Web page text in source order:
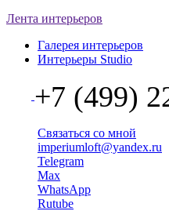
Лента интерьеров
Галерея интерьеров
Интерьеры Studio
+7 (499)
Связаться со мной
imperiumloft@yandex.ru
Telegram
Max
WhatsApp
Rutube